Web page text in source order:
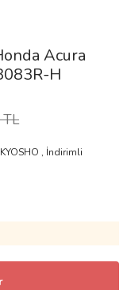
Acura
H
TL
KYOSHO , İndirimli